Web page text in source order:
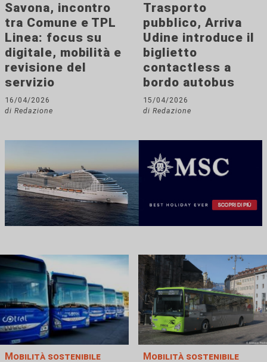
Savona, incontro
tra Comune e TPL
Linea: focus su
digitale, mobilità e
revisione del
servizio
16/04/2026
di Redazione
Trasporto
pubblico, Arriva
Udine introduce il
biglietto
contactless a
bordo autobus
15/04/2026
di Redazione
Mobilità sostenibile Mobilità sostenibile